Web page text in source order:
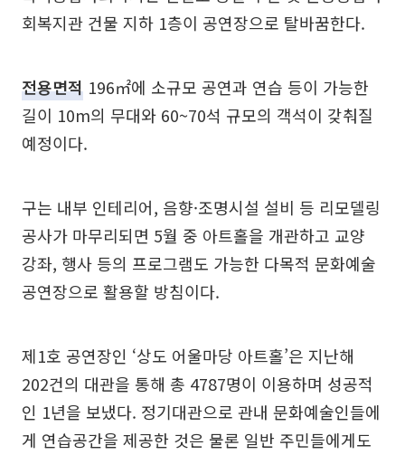
회복지관 건물 지하 1층이 공연장으로 탈바꿈한다.
전용면적 196㎡에 소규모 공연과 연습 등이 가능한
길이 10m의 무대와 60~70석 규모의 객석이 갖춰질
예정이다.
구는 내부 인테리어, 음향·조명시설 설비 등 리모델링
공사가 마무리되면 5월 중 아트홀을 개관하고 교양
강좌, 행사 등의 프로그램도 가능한 다목적 문화예술
공연장으로 활용할 방침이다.
제1호 공연장인 ‘상도 어울마당 아트홀’은 지난해
202건의 대관을 통해 총 4787명이 이용하며 성공적
인 1년을 보냈다. 정기대관으로 관내 문화예술인들에
게 연습공간을 제공한 것은 물론 일반 주민들에게도